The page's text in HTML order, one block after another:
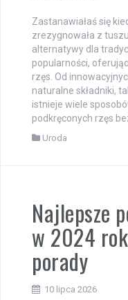
Zastanawiałaś się
zrezygnowała z
alternatywy dla
popularności,
rzęs. Od
naturalne składniki,
istnieje wiele
podkręconych rzęs
Uroda
Najlepsze
w 2024
porady
10 lipca 2026